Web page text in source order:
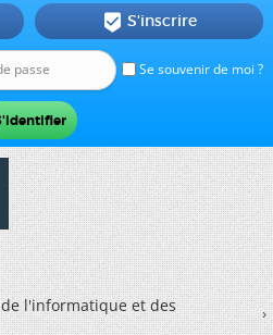
Se souvenir de moi ?
 S'inscrire
l'informatique et des